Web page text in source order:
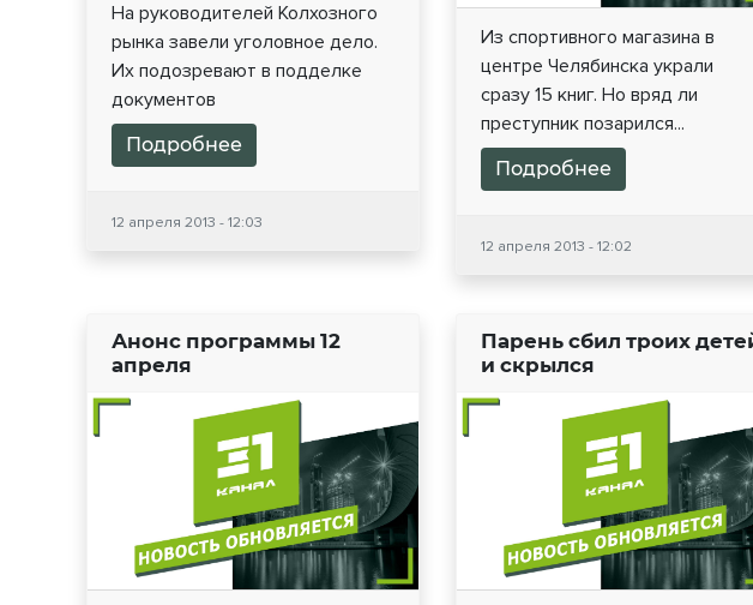
На руководителей Колхозного
рынка завели уголовное дело.
Их подозревают в подделке
документов
Подробнее
12 апреля 2013 - 12:03
Из спортивного магазина в
центре Челябинска украли
сразу 15 книг. Но вряд ли
преступник позарился...
Подробнее
12 апреля 2013 - 12:02
Анонс программы 12
апреля
Парень сбил троих
и скрылся